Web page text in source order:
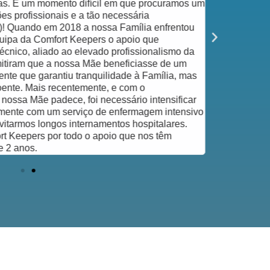
É um momento difícil em que procuramos um
profissionais e a tão necessária
Quando em 2018 a nossa Família enfrentou
da Comfort Keepers o apoio que
aliado ao elevado profissionalismo da
que a nossa Mãe beneficiasse de um
que garantiu tranquilidade à Família, mas
Mais recentemente, e com o
Mãe padece, foi necessário intensificar
com um serviço de enfermagem intensivo
longos internamentos hospitalares.
Keepers por todo o apoio que nos têm
2 anos.
Recomendo